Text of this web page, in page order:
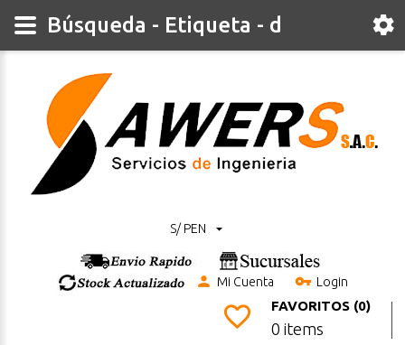
S/ PEN
Mi Cuenta Login
FAVORITOS (0)
0 items
Búsqueda - Etiqueta - d